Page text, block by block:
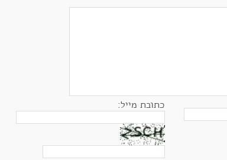
כתובת מייל: